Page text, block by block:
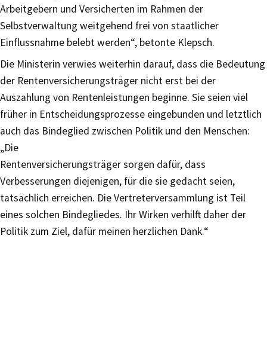
Arbeitgebern und Versicherten im Rahmen der
Selbstverwaltung weitgehend frei von staatlicher
Einflussnahme belebt werden“, betonte Klepsch.
Die Ministerin verwies weiterhin darauf, dass die Bedeutung
der Rentenversicherungsträger nicht erst bei der
Auszahlung von Rentenleistungen beginne. Sie seien viel
früher in Entscheidungsprozesse eingebunden und letztlich
auch das Bindeglied zwischen Politik und den Menschen:
„Die
Rentenversicherungsträger sorgen dafür, dass
Verbesserungen diejenigen, für die sie gedacht seien,
tatsächlich erreichen. Die Vertreterversammlung ist Teil
eines solchen Bindegliedes. Ihr Wirken verhilft daher der
Politik zum Ziel, dafür meinen herzlichen Dank.“